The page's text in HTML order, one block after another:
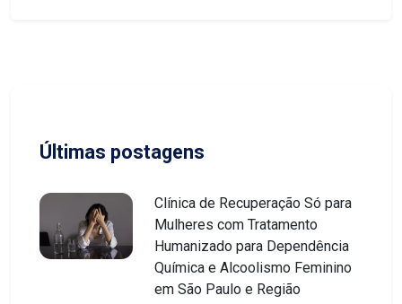
Últimas postagens
Clínica de Recuperação Só para
Mulheres com Tratamento
Humanizado para Dependência
Química e Alcoolismo Feminino
em São Paulo e Região